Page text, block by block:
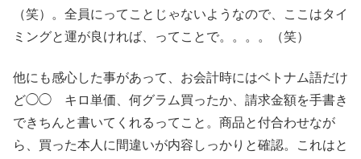
（笑）。全員にってことじゃないようなので、ここはタイ
ミングと運が良ければ、ってことで。。。。（笑）
他にも感心した事があって、お会計時にはベトナム語だけ
ど◯◯ キロ単価、何グラム買ったか、請求金額を手書き
できちんと書いてくれるってこと。商品と付合わせなが
ら、買った本人に間違いが内容しっかりと確認。これはと